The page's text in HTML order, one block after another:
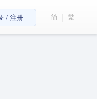
/ 注册 简 繁